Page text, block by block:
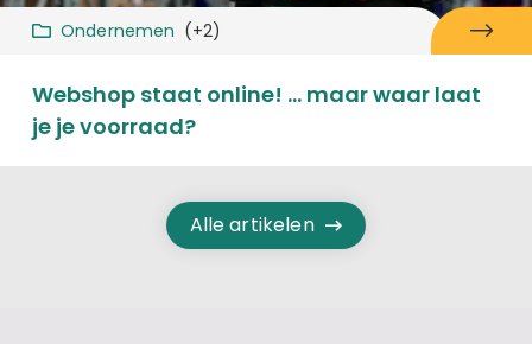
Ondernemen (+2)
Webshop staat online! … maar waar laat
je je voorraad?
Alle artikelen